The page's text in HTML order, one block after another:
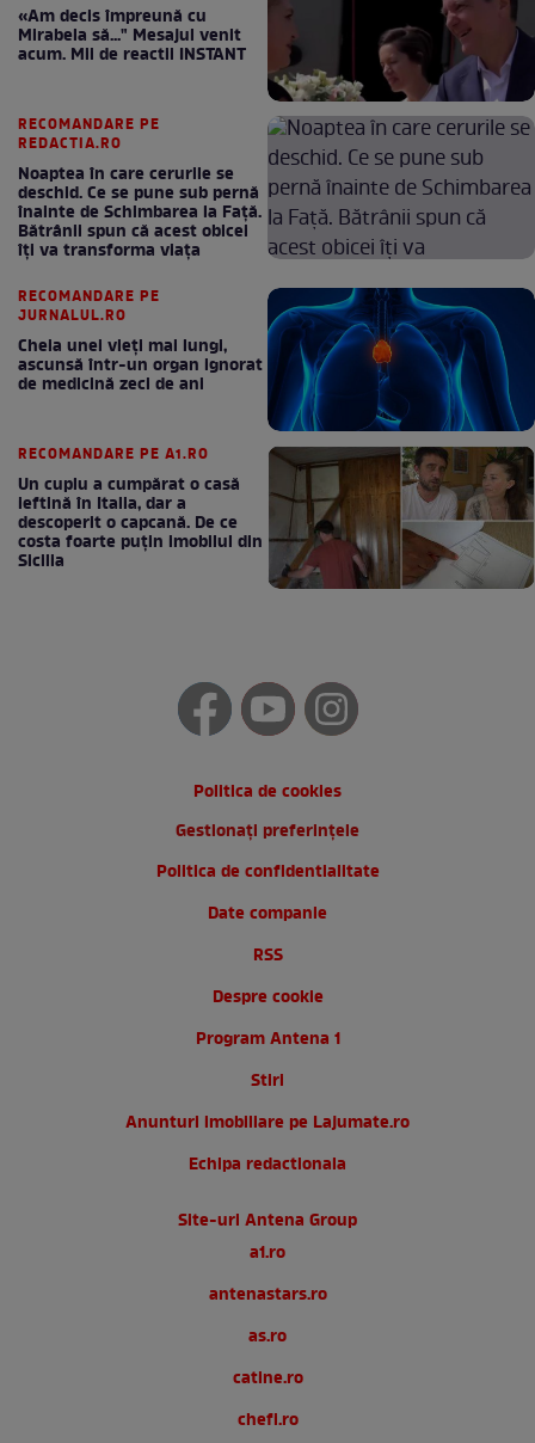
«Am decis împreună cu
Mirabela să..." Mesajul venit
acum. Mii de reactii INSTANT
RECOMANDARE PE
REDACTIA.RO
Noaptea în care cerurile se
deschid. Ce se pune sub pernă
înainte de Schimbarea la Față.
Bătrânii spun că acest obicei
îți va transforma viața
RECOMANDARE PE
JURNALUL.RO
Cheia unei vieți mai lungi,
ascunsă într-un organ ignorat
de medicină zeci de ani
RECOMANDARE PE A1.RO
Un cuplu a cumpărat o casă
ieftină în Italia, dar a
descoperit o capcană. De ce
costa foarte puțin imobilul din
Sicilia
Politica de cookies
Gestionați preferințele
Politica de confidentialitate
Date companie
RSS
Despre cookie
Program Antena 1
Stiri
Anunturi imobiliare pe Lajumate.ro
Echipa redactionala
Site-uri Antena Group
a1.ro
antenastars.ro
as.ro
catine.ro
chefi.ro